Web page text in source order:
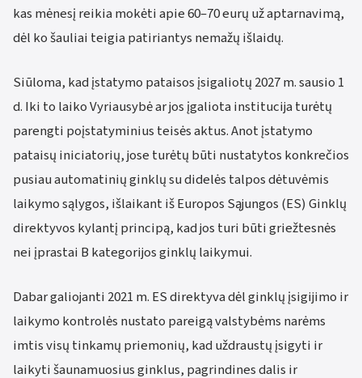
kas mėnesį reikia mokėti apie 60–70 eurų už aptarnavimą,
dėl ko šauliai teigia patiriantys nemažų išlaidų.
Siūloma, kad įstatymo pataisos įsigaliotų 2027 m. sausio 1
d. Iki to laiko Vyriausybė ar jos įgaliota institucija turėtų
parengti poįstatyminius teisės aktus. Anot įstatymo
pataisų iniciatorių, jose turėtų būti nustatytos konkrečios
pusiau automatinių ginklų su didelės talpos dėtuvėmis
laikymo sąlygos, išlaikant iš Europos Sąjungos (ES) Ginklų
direktyvos kylantį principą, kad jos turi būti griežtesnės
nei įprastai B kategorijos ginklų laikymui.
Dabar galiojanti 2021 m. ES direktyva dėl ginklų įsigijimo ir
laikymo kontrolės nustato pareigą valstybėms narėms
imtis visų tinkamų priemonių, kad uždraustų įsigyti ir
laikyti šaunamuosius ginklus, pagrindines dalis ir